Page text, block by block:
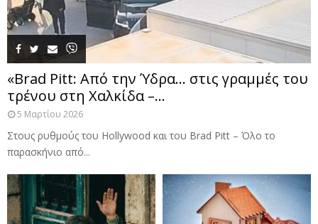
«Brad Pitt: Από την Ύδρα… στις γραμμές του
τρένου στη Χαλκίδα –...
5 Μαρτίου 2026
Στους ρυθμούς του Hollywood και του Brad Pitt – Όλο το
παρασκήνιο από...